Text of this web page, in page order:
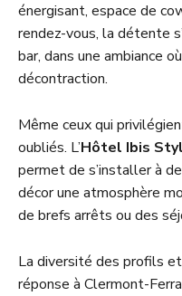
énergisant, espace de
rendez-vous, la détente
bar, dans une ambiance
décontraction.
Même ceux qui
oubliés. L’Hôtel Ibis
permet de s’installer à
décor une atmosphère
de brefs arrêts ou des
La diversité des profils
réponse à Clermont-